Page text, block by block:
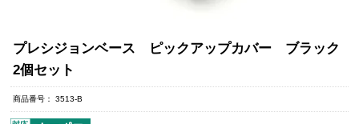
プレシジョンベース ピックアップカバー ブラック
2個セット
商品番号 3513-B